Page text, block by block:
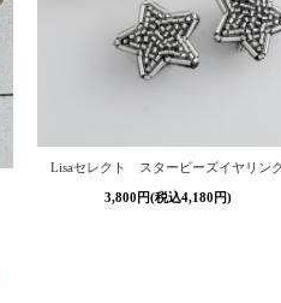
Lisaセレクト スタービーズイヤリン
3,800円(税込4,180円)